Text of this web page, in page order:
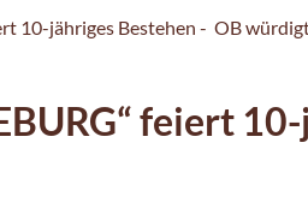
10-jähriges Bestehen - OB
feiert